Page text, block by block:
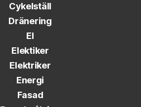
Cykelställ
Dränering
El
Elektiker
Elektriker
Energi
Fasad